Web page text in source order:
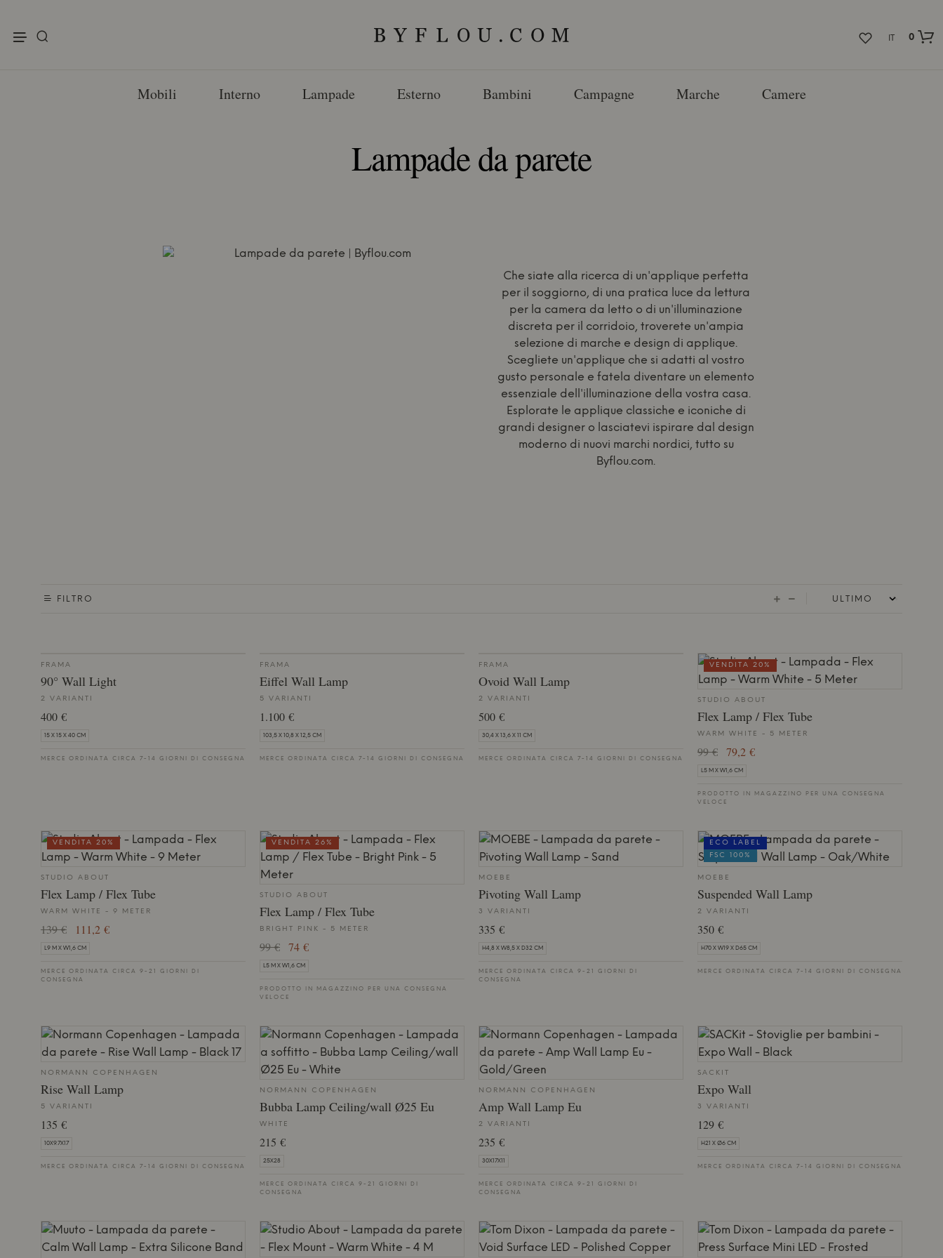
IT
0
Mobili Interno Lampade Esterno Bambini Campagne Marche Camere
Lampade da parete
Che siate alla ricerca di un'applique perfetta
per il soggiorno, di una pratica luce da lettura
per la camera da letto o di un'illuminazione
discreta per il corridoio, troverete un'ampia
selezione di marche e design di applique.
Scegliete un'applique che si adatti al vostro
gusto personale e fatela diventare un elemento
essenziale dell'illuminazione della vostra casa.
Esplorate le applique classiche e iconiche di
grandi designer o lasciatevi ispirare dal design
moderno di nuovi marchi nordici, tutto su
Byflou.com.
FILTRO
FRAMA
90° Wall Light
2 VARIANTI
400 €
15 X 15 X 40 CM
MERCE ORDINATA CIRCA 7-14 GIORNI DI CONSEGNA
FRAMA
Eiffel Wall Lamp
5 VARIANTI
1.100 €
103,5 X 10,8 X 12,5 CM
MERCE ORDINATA CIRCA 7-14 GIORNI DI CONSEGNA
FRAMA
Ovoid Wall Lamp
2 VARIANTI
500 €
30,4 X 13,6 X 11 CM
MERCE ORDINATA CIRCA 7-14 GIORNI DI CONSEGNA
STUDIO ABOUT
Flex Lamp / Flex Tube
WARM WHITE - 5 METER
99 € 79,2 €
L5 M X W1,6 CM
PRODOTTO IN MAGAZZINO PER UNA CONSEGNA
VELOCE
VENDITA 20%
STUDIO ABOUT
Flex Lamp / Flex Tube
WARM WHITE - 9 METER
139 € 111,2 €
L9 M X W1,6 CM
MERCE ORDINATA CIRCA 9-21 GIORNI DI
CONSEGNA
VENDITA 20%
STUDIO ABOUT
Flex Lamp / Flex Tube
BRIGHT PINK - 5 METER
99 € 74 €
L5 M X W1,6 CM
PRODOTTO IN MAGAZZINO PER UNA CONSEGNA
VELOCE
VENDITA 26%
MOEBE
Pivoting Wall Lamp
3 VARIANTI
335 €
H4,8 X W8,5 X D32 CM
MERCE ORDINATA CIRCA 9-21 GIORNI DI
CONSEGNA
MOEBE
Suspended Wall Lamp
2 VARIANTI
350 €
H70 X W19 X D65 CM
MERCE ORDINATA CIRCA 7-14 GIORNI DI CONSEGNA
ECO LABEL
FSC 100%
NORMANN COPENHAGEN
Rise Wall Lamp
5 VARIANTI
135 €
10X9.7X17
MERCE ORDINATA CIRCA 7-14 GIORNI DI CONSEGNA
NORMANN COPENHAGEN
Bubba Lamp Ceiling/wall Ø25 Eu
WHITE
215 €
25X28
MERCE ORDINATA CIRCA 9-21 GIORNI DI
CONSEGNA
NORMANN COPENHAGEN
Amp Wall Lamp Eu
2 VARIANTI
235 €
30X17X11
MERCE ORDINATA CIRCA 9-21 GIORNI DI
CONSEGNA
SACKIT
Expo Wall
3 VARIANTI
129 €
H21 X Ø6 CM
MERCE ORDINATA CIRCA 7-14 GIORNI DI CONSEGNA